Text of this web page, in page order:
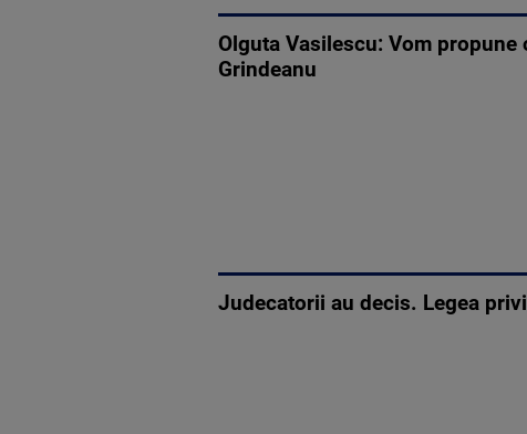
Olguta Vasilescu: Vom
Grindeanu
Judecatorii au decis. Legea